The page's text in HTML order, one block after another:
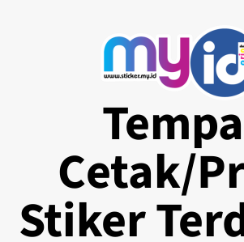
Cetak/
Stiker